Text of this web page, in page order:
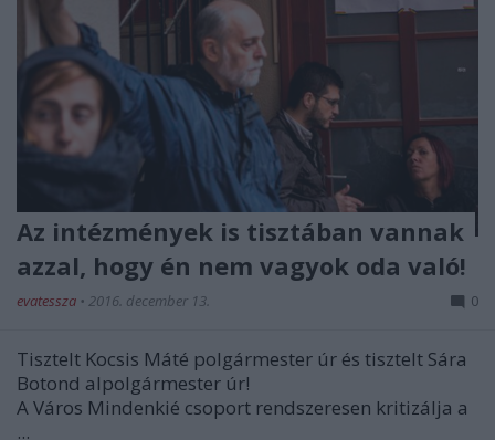
Az intézmények is tisztában vannak
azzal, hogy én nem vagyok oda való!
evatessza • 2016. december 13. 0
Tisztelt Kocsis Máté polgármester úr és tisztelt Sára
Botond alpolgármester úr!
A Város Mindenkié csoport rendszeresen kritizálja a
...